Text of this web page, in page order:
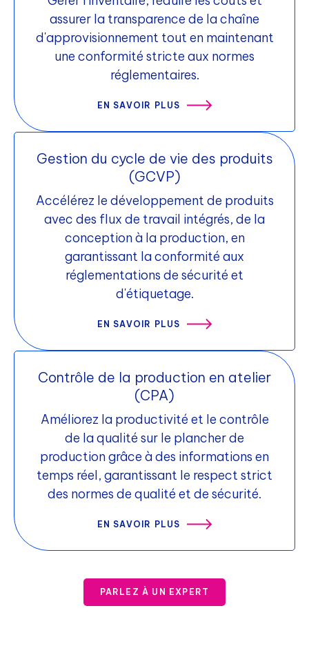
clients, tout en fournissant une plateforme
pour d'autres canaux.
assurer la transparence de la chaîne
d'approvisionnement tout en maintenant
une conformité stricte aux normes
réglementaires.
EN SAVOIR PLUS
Gestion du cycle de vie des produits
(GCVP)
Accélérez le développement de produits
avec des flux de travail intégrés, de la
conception à la production, en
garantissant la conformité aux
réglementations de sécurité et
d'étiquetage.
EN SAVOIR PLUS
Contrôle de la production en atelier
(CPA)
Améliorez la productivité et le contrôle
de la qualité sur le plancher de
production grâce à des informations en
temps réel, garantissant le respect strict
des normes de qualité et de sécurité.
EN SAVOIR PLUS
PARLEZ À UN EXPERT